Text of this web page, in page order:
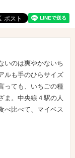
いのは爽やかないち
ルも手のひらサイズ
っても、いちごの種
ま。中央線４駅の人
べ比べて、マイベス